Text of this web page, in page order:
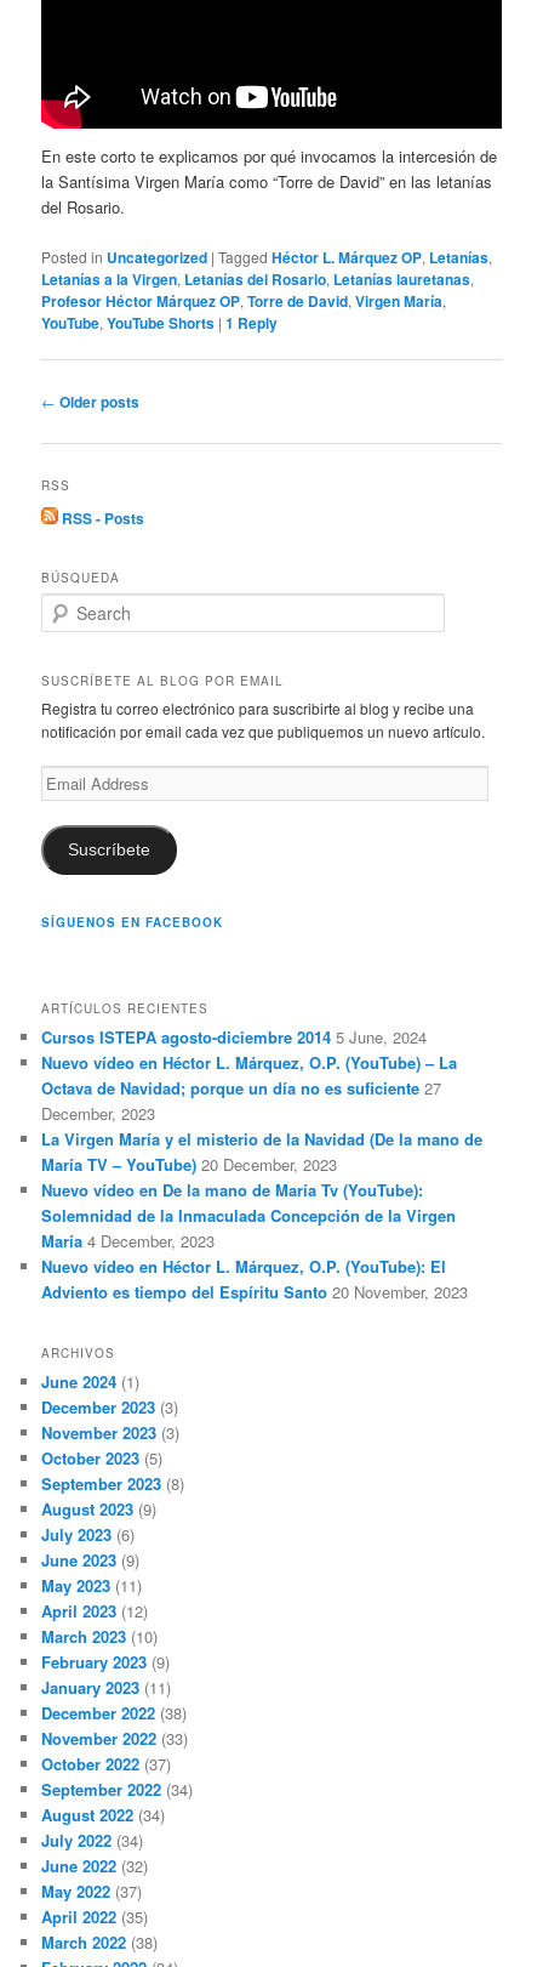
En este corto te explicamos por qué invocamos la intercesión de
la Santísima Virgen María como “Torre de David” en las letanías
del Rosario.
Posted in Uncategorized |Tagged Héctor L. Márquez OP, Letanías,
Letanías a la Virgen, Letanías del Rosario, Letanías lauretanas,
Profesor Héctor Márquez OP,Torre de David,Virgen María,
YouTube,YouTube Shorts |1 Reply
Post
← Older posts
RSS
RSS - Posts
BÚSQUEDA
e
r
h
SUSCRÍBETE AL BLOG POR EMAIL
Registra tu correo electrónico para suscribirte al blog y recibe una
notificación por email cada vez que publiquemos un nuevo artículo.
Email
Address
Suscríbete
SÍGUENOS EN FACEBOOK
ARTÍCULOS RECIENTES
Cursos ISTEPA agosto-diciembre 2014 5 June, 2024
Nuevo vídeo en Héctor L. Márquez, O.P. (YouTube) – La
Octava de Navidad; porque un día no es suficiente 27
December, 2023
La Virgen María y el misterio de la Navidad (De la mano de
María TV – YouTube) 20 December, 2023
Nuevo vídeo en De la mano de María Tv (YouTube):
Solemnidad de la Inmaculada Concepción de la Virgen
María 4 December, 2023
Nuevo vídeo en Héctor L. Márquez, O.P. (YouTube): El
Adviento es tiempo del Espíritu Santo 20 November, 2023
ARCHIVOS
June 2024 (1)
December 2023 (3)
November 2023 (3)
October 2023 (5)
September 2023 (8)
August 2023 (9)
July 2023 (6)
June 2023 (9)
May 2023 (11)
April 2023 (12)
March 2023 (10)
February 2023 (9)
January 2023 (11)
December 2022 (38)
November 2022 (33)
October 2022 (37)
September 2022 (34)
August 2022 (34)
July 2022 (34)
June 2022 (32)
May 2022 (37)
April 2022 (35)
March 2022 (38)